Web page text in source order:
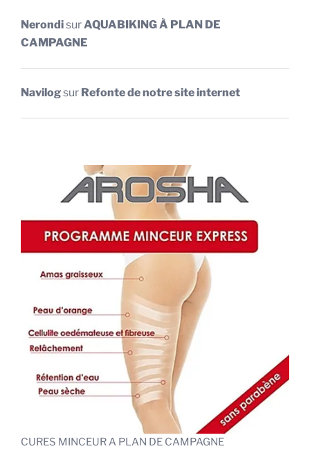
NerondisurAQUABIKING À PLAN DE
CAMPAGNE
Navilogsur Refonte de notre site internet
CURES MINCEUR A PLAN DE CAMPAGNE